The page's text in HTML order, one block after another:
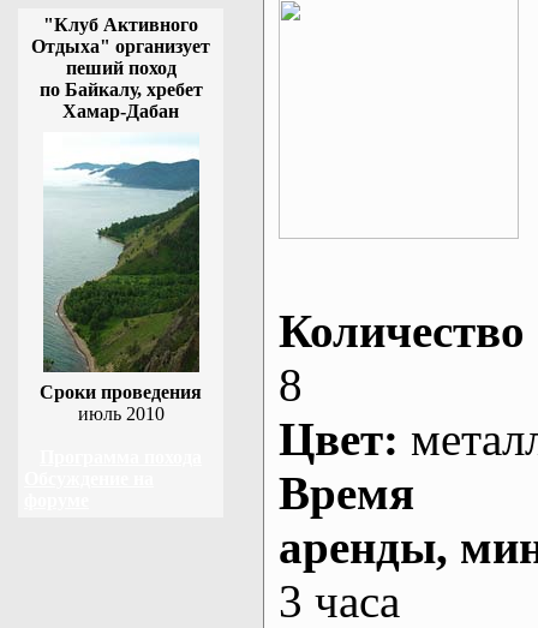
"Клуб Активного
Отдыха" организует
пеший поход
по Байкалу, хребет
Хамар-Дабан
Сроки проведения
июль 2010
Количество
8
Цвет:
Время
аренды,
3 часа